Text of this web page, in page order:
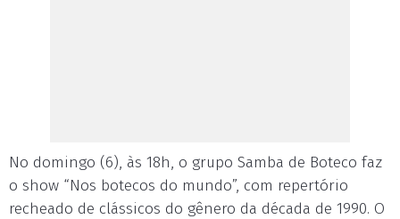
No domingo (6), às 18h, o grupo Samba de Boteco faz
o show “Nos botecos do mundo”, com repertório
recheado de clássicos do gênero da década de 1990. O